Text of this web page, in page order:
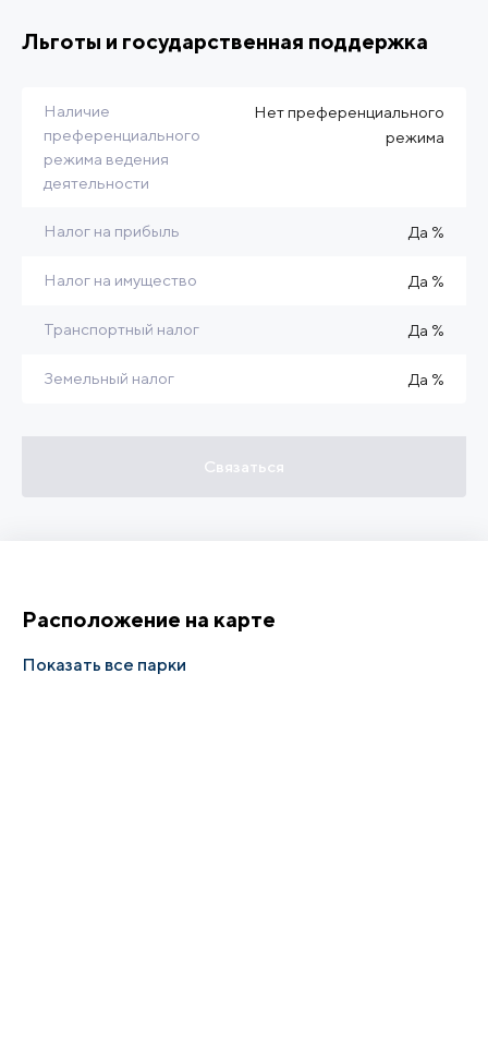
Льготы и государственная поддержка
Наличие
преференциального
режима ведения
деятельности
Нет преференциального
режима
Налог на прибыль Да %
Налог на имущество Да %
Транспортный налог Да %
Земельный налог Да %
Связаться
Расположение на карте
Показать все парки